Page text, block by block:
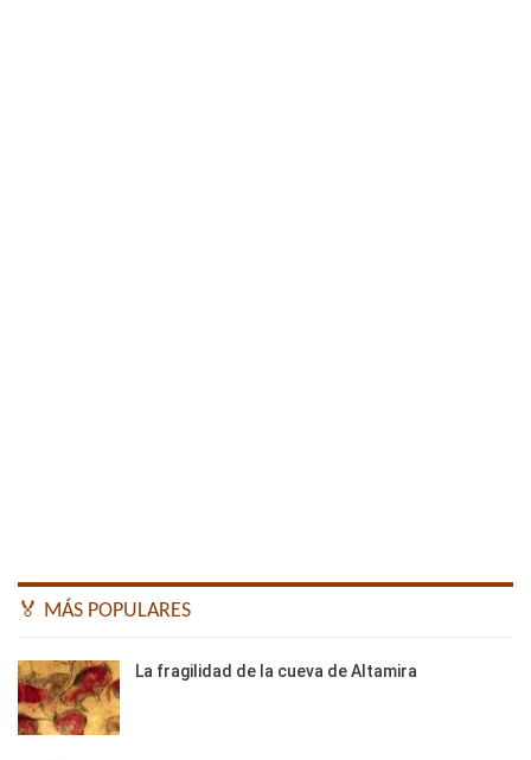
🏅 MÁS POPULARES
La fragilidad de la cueva de Altamira